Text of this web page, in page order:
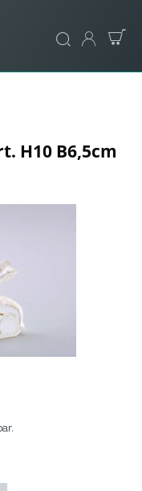
H10 B6,5cm